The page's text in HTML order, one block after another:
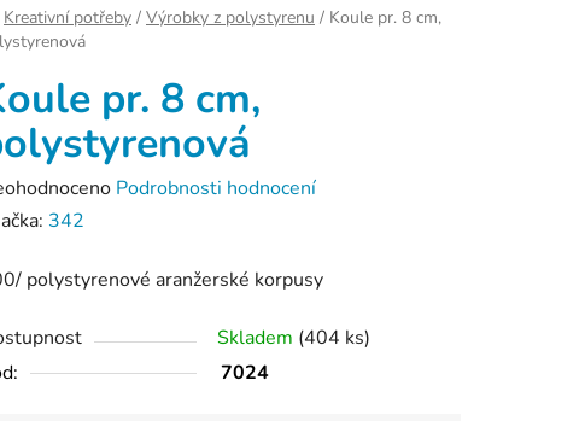
Kreativní potřeby / Výrobky z polystyrenu / Koule pr. 8 cm,
pr. 8 cm,
Podrobnosti hodnocení
342
polystyrenové aranžerské korpusy
Skladem (404 ks)
7024